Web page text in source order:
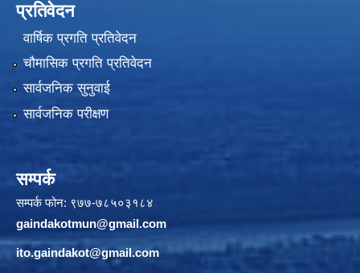
प्रतिवेदन
वार्षिक प्रगति प्रतिवेदन
चौमासिक प्रगति प्रतिवेदन
सार्वजनिक सुनुवाई
सार्वजनिक परीक्षण
सम्पर्क
सम्पर्क फोन: ९७७-७८५०३१८४
gaindakotmun@gmail.com
ito.gaindakot@gmail.com